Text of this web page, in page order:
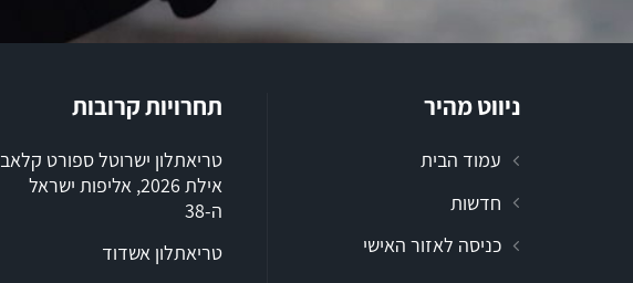
ניווט מהיר
עמוד הבית
חדשות
כניסה לאזור האישי
תחרויות קרובות
טריאתלון ישרוטל ספורט קלאב
אילת 2026, אליפות ישראל
ה-38
טריאתלון אשדוד